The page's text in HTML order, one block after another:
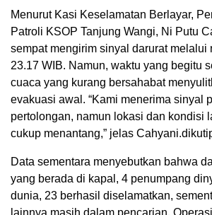
Menurut Kasi Keselamatan Berlayar,
Patroli KSOP Tanjung Wangi, Ni Putu
sempat mengirim sinyal darurat melalui
23.17 WIB. Namun, waktu yang begitu
cuaca yang kurang bersahabat
evakuasi awal. “Kami menerima sinyal
pertolongan, namun lokasi dan kondisi
cukup menantang,” jelas
Data sementara menyebutkan bahwa
yang berada di kapal, 4 penumpang
dunia, 23 berhasil diselamatkan,
lainnya masih dalam pencarian.